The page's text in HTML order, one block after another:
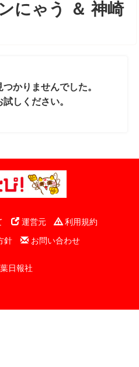
にゃう ＆神崎
かりませんでした。
しください。
運営元
利用規約
針
お問い合わせ
日報社